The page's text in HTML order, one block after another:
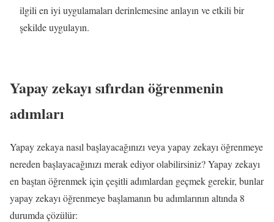
ilgili en iyi uygulamaları derinlemesine anlayın ve etkili bir
şekilde uygulayın.
Yapay zekayı sıfırdan öğrenmenin
adımları
Yapay zekaya nasıl başlayacağınızı veya yapay zekayı öğrenmeye
nereden başlayacağınızı merak ediyor olabilirsiniz? Yapay zekayı
en baştan öğrenmek için çeşitli adımlardan geçmek gerekir, bunlar
yapay zekayı öğrenmeye başlamanın bu adımlarının altında 8
durumda çözülür: